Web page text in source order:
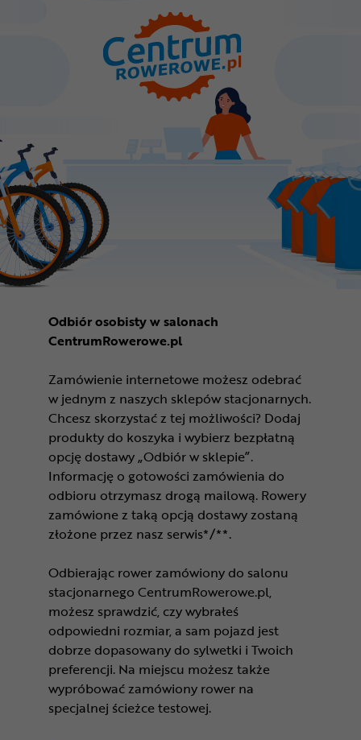
Odbiór osobisty w salonach
CentrumRowerowe.pl
Zamówienie internetowe możesz odebrać
w jednym z naszych sklepów stacjonarnych.
Chcesz skorzystać z tej możliwości? Dodaj
produkty do koszyka i wybierz bezpłatną
opcję dostawy „Odbiór w sklepie”.
Informację o gotowości zamówienia do
odbioru otrzymasz drogą mailową. Rowery
zamówione z taką opcją dostawy zostaną
złożone przez nasz serwis*/**.
Odbierając rower zamówiony do salonu
stacjonarnego CentrumRowerowe.pl,
możesz sprawdzić, czy wybrałeś
odpowiedni rozmiar, a sam pojazd jest
dobrze dopasowany do sylwetki i Twoich
preferencji. Na miejscu możesz także
wypróbować zamówiony rower na
specjalnej ścieżce testowej.